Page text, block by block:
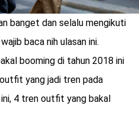
banget dan selalu mengikuti
baca nih ulasan ini.
booming di tahun 2018 ini
yang jadi tren pada
4 tren outfit yang bakal